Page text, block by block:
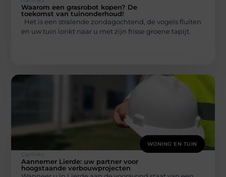
Waarom een grasrobot kopen? De
toekomst van tuinonderhoud!
Het is een stralende zondagochtend, de vogels fluiten
en uw tuin lonkt naar u met zijn frisse groene tapijt.
WONING EN TUIN
Carlinks
Aannemer Lierde: uw partner voor
hoogstaande verbouwprojecten